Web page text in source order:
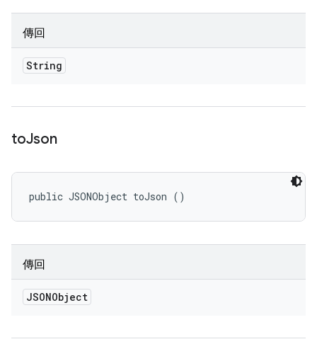
傳回
String
toJson
public JSONObject toJson ()
傳回
JSONObject